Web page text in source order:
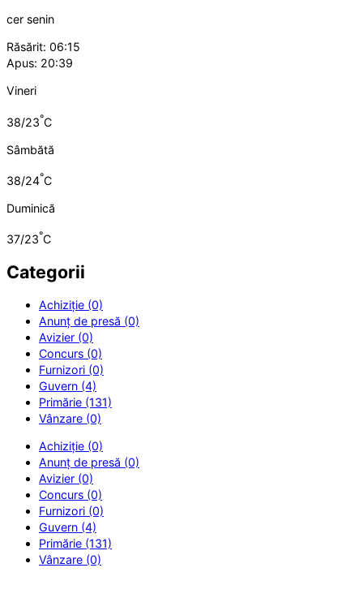
cer senin
Răsărit: 06:15
Apus: 20:39
Vineri
38/23°C
Sâmbătă
38/24°C
Duminică
37/23°C
Categorii
Achiziție (0)
Anunț de presă (0)
Avizier (0)
Concurs (0)
Furnizori (0)
Guvern (4)
Primărie (131)
Vânzare (0)
Achiziție (0)
Anunț de presă (0)
Avizier (0)
Concurs (0)
Furnizori (0)
Guvern (4)
Primărie (131)
Vânzare (0)